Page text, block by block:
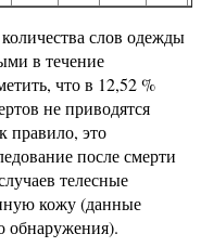
слов одежды
в течение
что в 12,52 %
не приводятся
правило, это
после смерти
телесные
кожу (данные
обнаружения).